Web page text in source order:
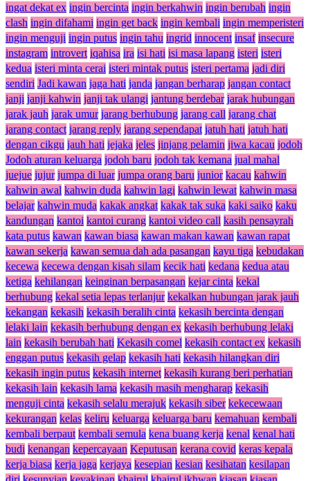
ingat dekat ex ingin bercinta ingin berkahwin ingin berubah ingin
clash ingin difahami ingin get back ingin kembali ingin memperisteri
ingin menguji ingin putus ingin tahu ingrid innocent insaf insecure
instagram introvert iqahisa ira isi hati isi masa lapang isteri isteri
kedua isteri minta cerai isteri mintak putus isteri pertama jadi diri
sendiri Jadi kawan jaga hati janda jangan berharap jangan contact
janji janji kahwin janji tak ulangi jantung berdebar jarak hubungan
jarak jauh jarak umur jarang berhubung jarang call jarang chat
jarang contact jarang reply jarang sependapat jatuh hati jatuh hati
dengan cikgu jauh hati jejaka jeles jinjang pelamin jiwa kacau jodoh
Jodoh aturan keluarga jodoh baru jodoh tak kemana jual mahal
juejue jujur jumpa di luar jumpa orang baru junior kacau kahwin
kahwin awal kahwin duda kahwin lagi kahwin lewat kahwin masa
belajar kahwin muda kakak angkat kakak tak suka kaki saiko kaku
kandungan kantoi kantoi curang kantoi video call kasih pensayrah
kata putus kawan kawan biasa kawan makan kawan kawan rapat
kawan sekerja kawan semua dah ada pasangan kayu tiga kebudakan
kecewa kecewa dengan kisah silam kecik hati kedana kedua atau
ketiga kehilangan keinginan berpasangan kejar cinta kekal
berhubung kekal setia lepas terlanjur kekalkan hubungan jarak jauh
kekangan kekasih kekasih beralih cinta kekasih bercinta dengan
lelaki lain kekasih berhubung dengan ex kekasih berhubung lelaki
lain kekasih berubah hati Kekasih comel kekasih contact ex kekasih
enggan putus kekasih gelap kekasih hati kekasih hilangkan diri
kekasih ingin putus kekasih internet kekasih kurang beri perhatian
kekasih lain kekasih lama kekasih masih mengharap kekasih
menguji cinta kekasih selalu merajuk kekasih siber kekecewaan
kekurangan kelas keliru keluarga keluarga baru kemahuan kembali
kembali berpaut kembali semula kena buang kerja kenal kenal hati
budi kenangan kepercayaan Keputusan kerana covid keras kepala
kerja biasa kerja jaga kerjaya kesepian kesian kesihatan kesilapan